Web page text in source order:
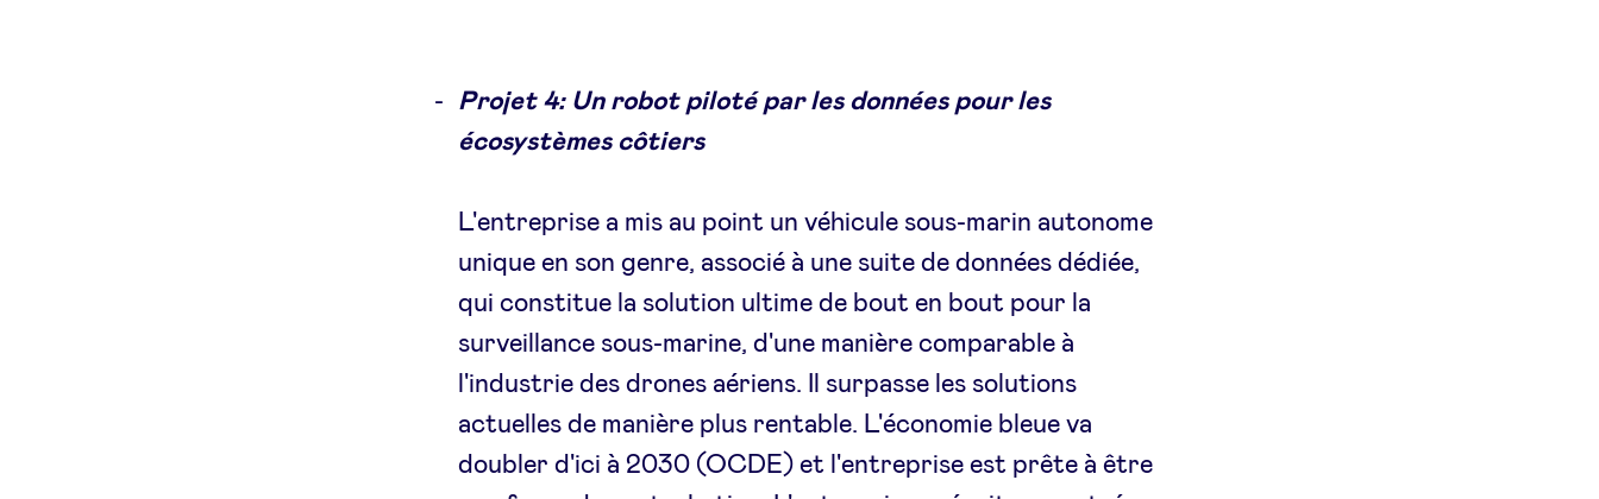
Projet 4: Un robot piloté par les données pour les
écosystèmes côtiers
L'entreprise a mis au point un véhicule sous-marin autonome
unique en son genre, associé à une suite de données dédiée,
qui constitue la solution ultime de bout en bout pour la
surveillance sous-marine, d'une manière comparable à
l'industrie des drones aériens. Il surpasse les solutions
actuelles de manière plus rentable. L'économie bleue va
doubler d'ici à 2030 (OCDE) et l'entreprise est prête à être